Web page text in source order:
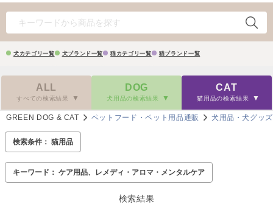
犬カテゴリ一覧 犬ブランド一覧 猫カテゴリ一覧 猫ブランド一覧
ALL
すべての検索結果
DOG
犬用品の検索結果
CAT
猫用品の検索結果
GREEN DOG & CAT ペットフード・ペット用品通販 犬用品・犬グッズ
検索条件： 猫用品
キーワード： ケア用品、レメディ・アロマ・メンタルケア
検索結果